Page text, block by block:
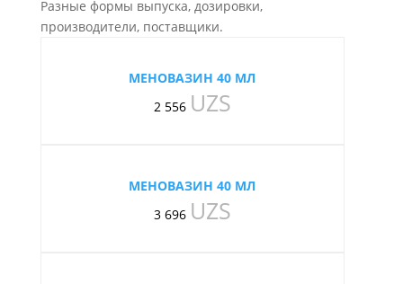
Разные формы выпуска, дозировки,
производители, поставщики.
МЕНОВАЗИН 40 МЛ
2 556 UZS
МЕНОВАЗИН 40 МЛ
3 696 UZS